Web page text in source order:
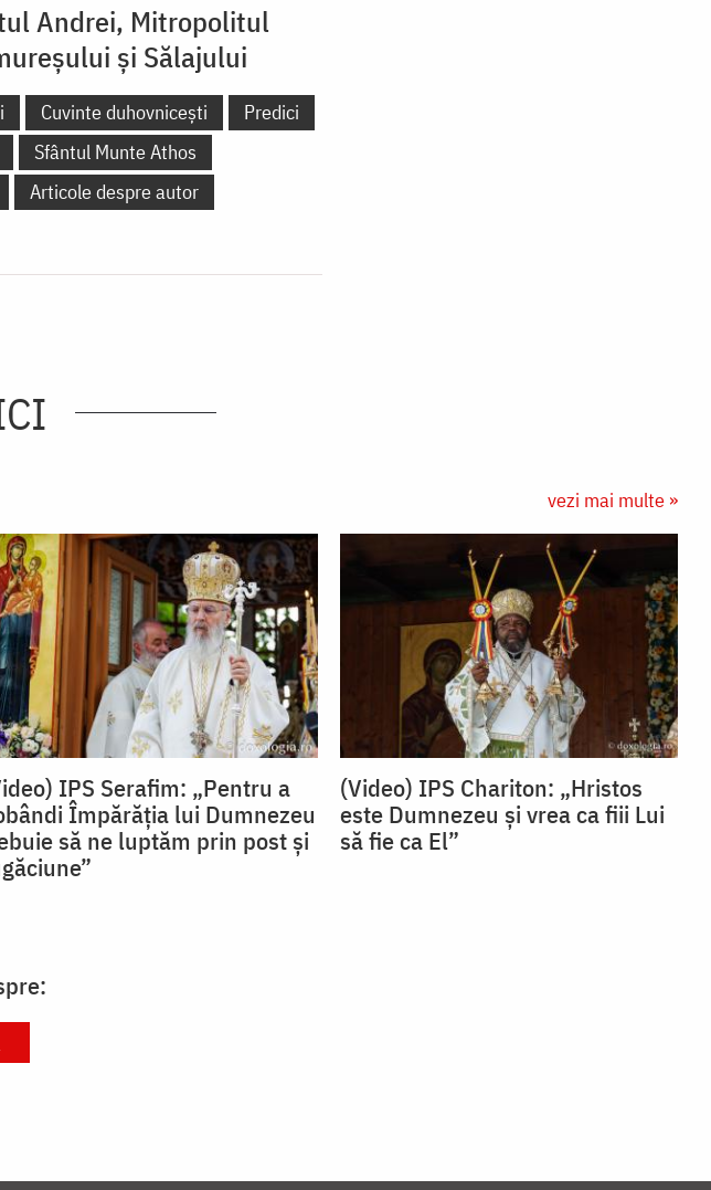
Andrei, Mitropolitul
și Sălajului
Cuvinte duhovnicești
Predici
Sfântul Munte Athos
Articole despre autor
vezi mai multe »
IPS Serafim: „Pentru a
Împărăția lui Dumnezeu
să ne luptăm prin post și
(Video) IPS Chariton: „Hristos
este Dumnezeu și vrea ca fiii Lui
să fie ca El”